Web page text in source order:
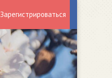
Зарегистрироваться